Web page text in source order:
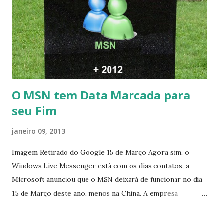
O MSN tem Data Marcada para
seu Fim
janeiro 09, 2013
Imagem Retirado do Google 15 de Março Agora sim, o
Windows Live Messenger está com os dias contatos, a
Microsoft anunciou que o MSN deixará de funcionar no dia
15 de Março deste ano, menos na China. A empresa